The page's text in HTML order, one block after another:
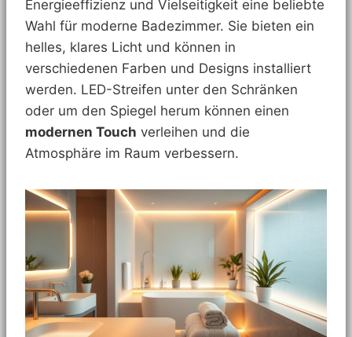
Energieeffizienz und Vielseitigkeit eine beliebte
Wahl für moderne Badezimmer. Sie bieten ein
helles, klares Licht und können in
verschiedenen Farben und Designs installiert
werden. LED-Streifen unter den Schränken
oder um den Spiegel herum können einen
modernen Touch verleihen und die
Atmosphäre im Raum verbessern.